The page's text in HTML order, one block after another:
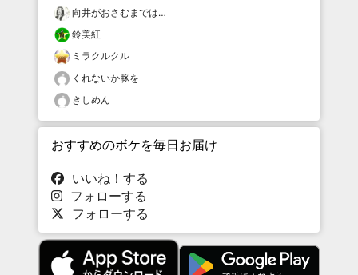
向井がおさむまでは…
鈴美紅
ミラクルクル
くれないか豚を
きしめん
おすすめのボケを毎日お届け
いいね！する
フォローする
フォローする